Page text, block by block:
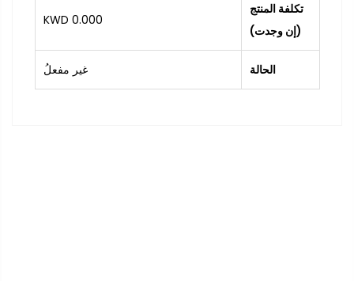
تكلفة المنتج
(إن وجدت)
0.000 KWD
الحالة غير مفعلُ